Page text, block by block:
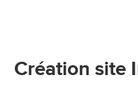
Création site